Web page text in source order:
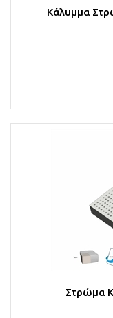
Κάλυμμα
Στρώμα